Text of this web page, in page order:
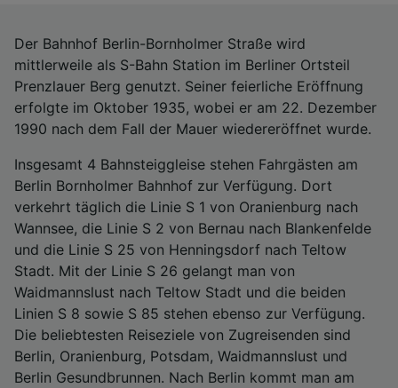
Der Bahnhof Berlin-Bornholmer Straße wird
mittlerweile als S-Bahn Station im Berliner Ortsteil
Prenzlauer Berg genutzt. Seiner feierliche Eröffnung
erfolgte im Oktober 1935, wobei er am 22. Dezember
1990 nach dem Fall der Mauer wiedereröffnet wurde.
Insgesamt 4 Bahnsteiggleise stehen Fahrgästen am
Berlin Bornholmer Bahnhof zur Verfügung. Dort
verkehrt täglich die Linie S 1 von Oranienburg nach
Wannsee, die Linie S 2 von Bernau nach Blankenfelde
und die Linie S 25 von Henningsdorf nach Teltow
Stadt. Mit der Linie S 26 gelangt man von
Waidmannslust nach Teltow Stadt und die beiden
Linien S 8 sowie S 85 stehen ebenso zur Verfügung.
Die beliebtesten Reiseziele von Zugreisenden sind
Berlin, Oranienburg, Potsdam, Waidmannslust und
Berlin Gesundbrunnen. Nach Berlin kommt man am